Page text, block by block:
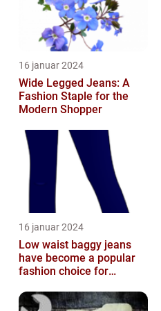
16 januar 2024
Wide Legged Jeans: A
Fashion Staple for the
Modern Shopper
16 januar 2024
Low waist baggy jeans
have become a popular
fashion choice for
comfort without...